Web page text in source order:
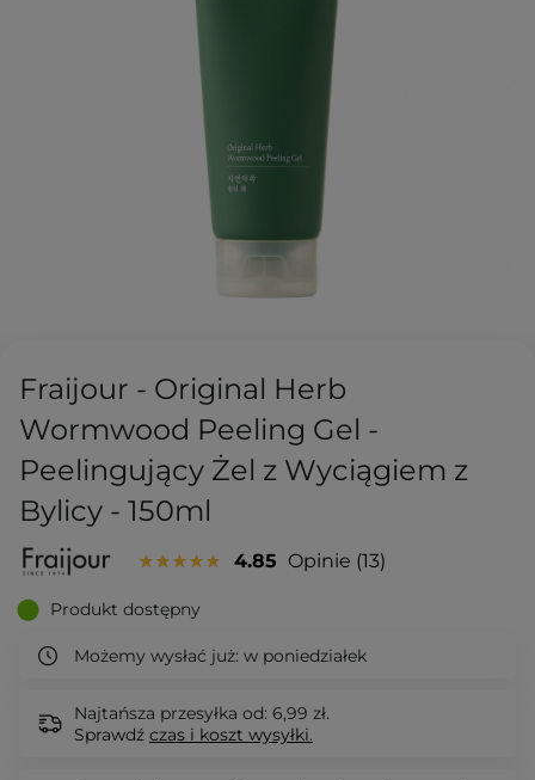
Fraijour - Original Herb
Wormwood Peeling Gel -
Peelingujący Żel z Wyciągiem z
Bylicy - 150ml
4.85 Opinie 13
Produkt dostępny
Możemy wysłać już: w poniedziałek
Najtańsza przesyłka od: 6,99 zł.
Sprawdź czas i koszt wysyłki.